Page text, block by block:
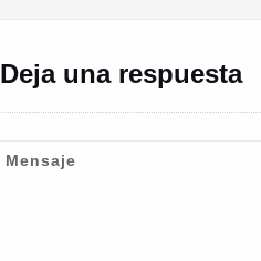
Deja una respuesta